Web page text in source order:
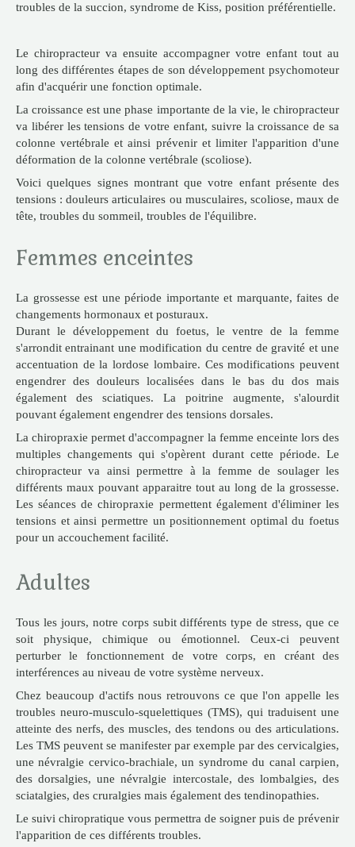
troubles de la succion, syndrome de Kiss, position préférentielle.
Le chiropracteur va ensuite accompagner votre enfant tout au
long des différentes étapes de son développement psychomoteur
afin d'acquérir une fonction optimale.
La croissance est une phase importante de la vie, le chiropracteur
va libérer les tensions de votre enfant, suivre la croissance de sa
colonne vertébrale et ainsi prévenir et limiter l'apparition d'une
déformation de la colonne vertébrale (scoliose).
Voici quelques signes montrant que votre enfant présente des
tensions : douleurs articulaires ou musculaires, scoliose, maux de
tête, troubles du sommeil, troubles de l'équilibre.
Femmes enceintes
La grossesse est une période importante et marquante, faites de
changements hormonaux et posturaux.
Durant le développement du foetus, le ventre de la femme
s'arrondit entrainant une modification du centre de gravité et une
accentuation de la lordose lombaire. Ces modifications peuvent
engendrer des douleurs localisées dans le bas du dos mais
également des sciatiques. La poitrine augmente, s'alourdit
pouvant également engendrer des tensions dorsales.
La chiropraxie permet d'accompagner la femme enceinte lors des
multiples changements qui s'opèrent durant cette période. Le
chiropracteur va ainsi permettre à la femme de soulager les
différents maux pouvant apparaitre tout au long de la grossesse.
Les séances de chiropraxie permettent également d'éliminer les
tensions et ainsi permettre un positionnement optimal du foetus
pour un accouchement facilité.
Adultes
Tous les jours, notre corps subit différents type de stress, que ce
soit physique, chimique ou émotionnel. Ceux-ci peuvent
perturber le fonctionnement de votre corps, en créant des
interférences au niveau de votre système nerveux.
Chez beaucoup d'actifs nous retrouvons ce que l'on appelle les
troubles neuro-musculo-squelettiques (TMS), qui traduisent une
atteinte des nerfs, des muscles, des tendons ou des articulations.
Les TMS peuvent se manifester par exemple par des cervicalgies,
une névralgie cervico-brachiale, un syndrome du canal carpien,
des dorsalgies, une névralgie intercostale, des lombalgies, des
sciatalgies, des cruralgies mais également des tendinopathies.
Le suivi chiropratique vous permettra de soigner puis de prévenir
l'apparition de ces différents troubles.